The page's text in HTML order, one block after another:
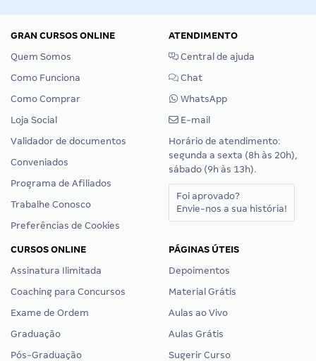
GRAN CURSOS ONLINE
Quem Somos
Como Funciona
Como Comprar
Loja Social
Validador de documentos
Conveniados
Programa de Afiliados
Trabalhe Conosco
Preferências de Cookies
ATENDIMENTO
Central de ajuda
Chat
WhatsApp
E-mail
Horário de atendimento:
segunda a sexta (8h às 20h),
sábado (9h às 13h).
Foi aprovado?
Envie-nos a sua história!
CURSOS ONLINE
Assinatura Ilimitada
Coaching para Concursos
Exame de Ordem
Graduação
Pós-Graduação
PÁGINAS ÚTEIS
Depoimentos
Material Grátis
Aulas ao Vivo
Aulas Grátis
Sugerir Curso